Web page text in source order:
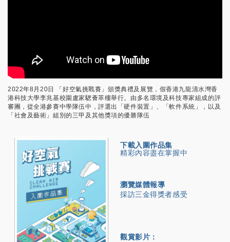
2022年8月20日 「好空氣挑戰賽」頒獎典禮及展覽，假香港九龍清水灣香
港科技大學李兆基校園盧家驄薈萃樓舉行。由多名環境及科技專家組成的評
審團，從全港參賽中學隊伍中，評選出「硬件裝置」、「軟件系統」，以及
「社會及藝術」組別的三甲及其他獎項的優勝隊伍
下載入圍作品集
精彩內容盡在掌握中
瀏覽媒體報導
採訪三金得獎者感受
觀賞影片：